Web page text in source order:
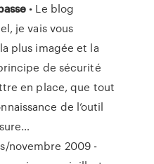
• Le blog
je vais vous
plus imagée et la
de sécurité
en place, que tout
de l’outil
novembre 2009 -